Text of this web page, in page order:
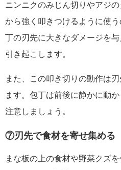
ニンニクのみじん切りやアジ
から強く叩きつけるように使
丁の刃先に大きなダメージを
引き起こします。
また、この叩き切りの動作は
ます。包丁は前後に静かに動
注意しましょう。
⑦刃先で食材を寄せ集める
まな板の上の食材や野菜クズ